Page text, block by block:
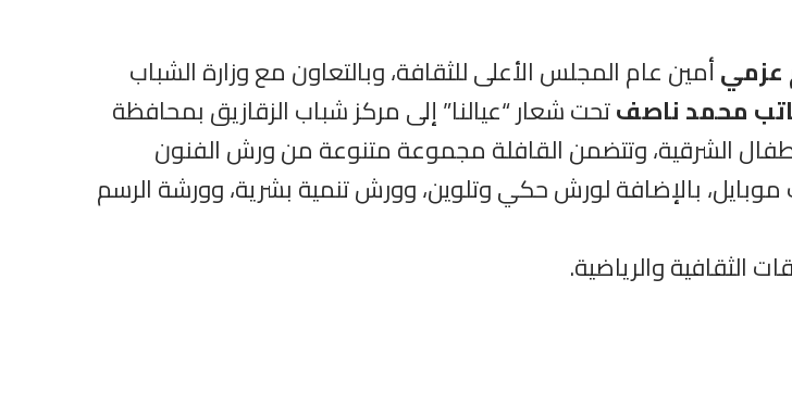
عزميأمين عام المجلس الأعلى للثقافة، وبالتعاون مع وزارة الشباب
محمد ناصفتحت شعار “عيالنا” إلى مركز شباب الزقازيق بمحافظة
الخدمة الثقافية لأطفال الشرقية، وتتضمن القافلة مجموعة متنوعة من ورش الفنون
بالإضافة لورش حكي وتلوين، وورش تنمية بشرية، وورشة الرسم
الثقافية والرياضية.